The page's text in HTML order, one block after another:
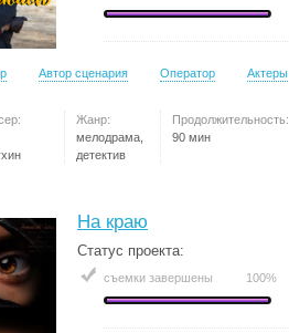
Автор сценария Оператор Актеры
Жанр:
мелодрама,
детектив
Продолжительность:
90 мин
На краю
Статус проекта:
съемки завершены 100%